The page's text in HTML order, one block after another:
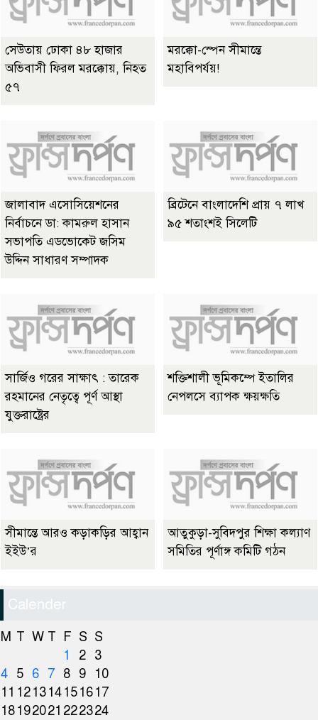
সেউতায় ঢোকা ৪৮ হাজার
অভিবাসী ফিরল মরক্কোয়, নিহত
৫৭
মরক্কো-স্পেন সীমান্তে
মহাবিপর্যয়!
জালাবাদ এসোসিয়েশনের
নির্বাচনে ডা: কামরুল হাসান
সভাপতি এডভোকেট জসিম
উদ্দিন সাধারণ সম্পাদক
ব্রিটেনে বাংলাদেশি প্রায় ৭ লাখ
৯৫ শতাংশই সিলেটি
সার্জিও গরের সাক্ষাৎ : তারেক
রহমানের নেতৃত্বে পূর্ণ আস্থা
যুক্তরাষ্ট্রের
শক্তিশালী ভূমিকম্পে ইতালির
নেপলসে ব্যাপক ক্ষয়ক্ষতি
সীমান্তে আরও কড়াকড়ির আহ্বান
ইইউ’র
আতুকুড়া-সুবিদপুর শিক্ষা কল্যাণ
সমিতির পূর্ণাঙ্গ কমিটি গঠন
Calender
M T W T F S S
1
2 3
4 5 6 7 8 9
10
11 121314151617
18192021 222324